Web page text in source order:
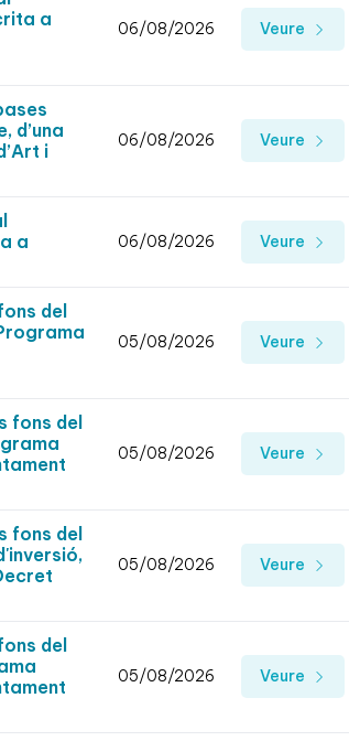
a
06/08/2026 Veure
d’una
i
06/08/2026 Veure
a
06/08/2026 Veure
del
05/08/2026 Veure
fons del
05/08/2026 Veure
fons del
05/08/2026 Veure
del
05/08/2026 Veure